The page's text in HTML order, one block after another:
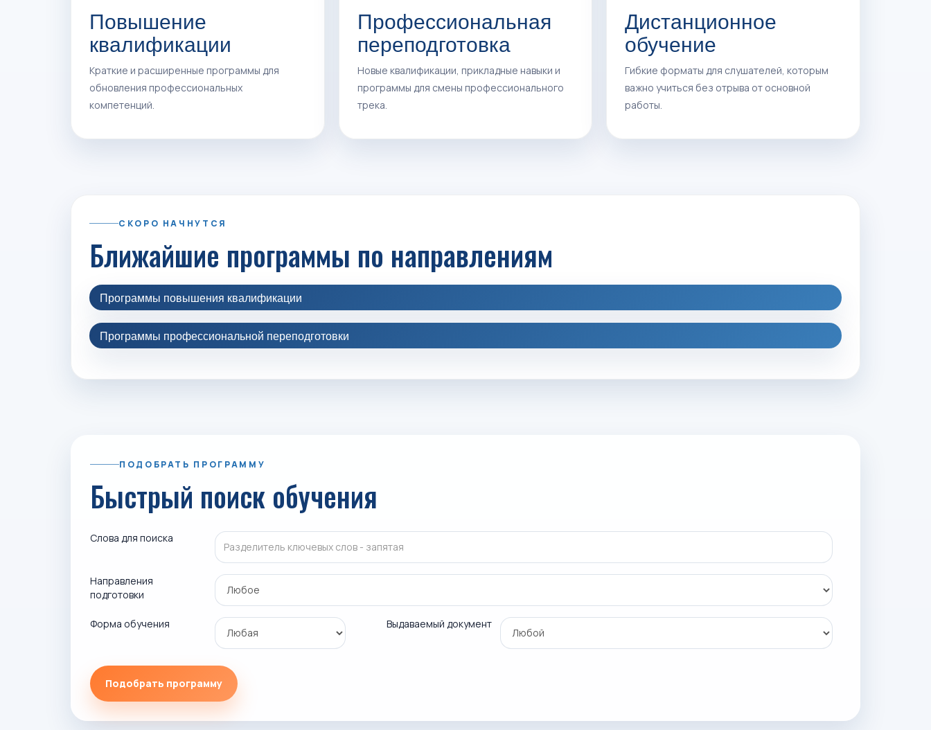
Повышение
квалификации
Краткие и расширенные программы для
обновления профессиональных
компетенций.
Профессиональная
переподготовка
Новые квалификации, прикладные навыки и
программы для смены профессионального
трека.
Дистанционное
обучение
Гибкие форматы для слушателей, которым
важно учиться без отрыва от основной
работы.
СКОРО НАЧНУТСЯ
Ближайшие программы по направлениям
Программы повышения квалификации
Программы профессиональной переподготовки
ПОДОБРАТЬ ПРОГРАММУ
Быстрый поиск обучения
Слова для поиска
Направления
подготовки
Форма обучения Выдаваемый документ